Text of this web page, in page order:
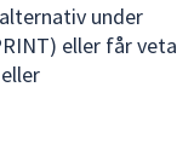
under
eller får veta